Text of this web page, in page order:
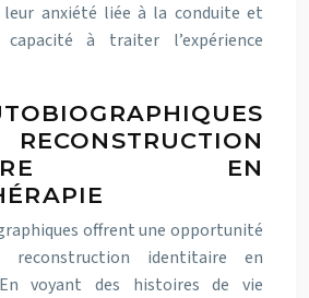
anxiété liée à la conduite et
capacité à traiter l’expérience
EN
offrent une opportunité
identitaire en
En voyant des histoires de vie